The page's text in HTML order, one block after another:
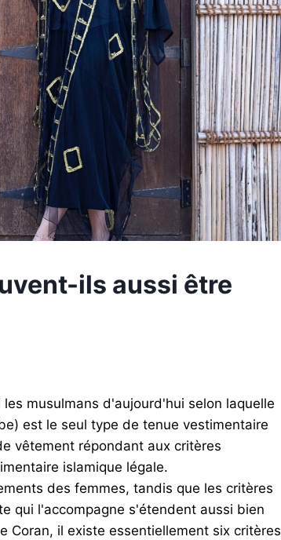
ils aussi être
musulmans d'aujourd'hui selon laquelle
est le seul type de tenue vestimentaire
vêtement répondant aux critères
islamique légale.
des femmes, tandis que les critères
qui l'accompagne s'étendent aussi bien
Coran, il existe essentiellement six critères